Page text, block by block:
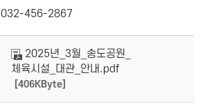
032-456-2867
2025년_3월_송도공원_
체육시설_대관_안내.pdf
[406KByte]